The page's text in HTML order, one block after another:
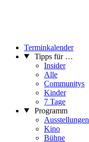
Terminkalender
Tipps für …
Insider
Alle
Communitys
Kinder
7 Tage
Programm
Ausstellungen
Kino
Bühne